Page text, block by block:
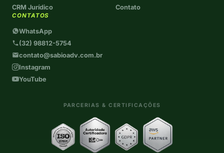
PARCERIAS & CERTIFICAÇÕES
CRM Jurídico
Contato
CONTATOS
WhatsApp
(32) 98812-5754
contato@sabioadv.com.br
Instagram
YouTube